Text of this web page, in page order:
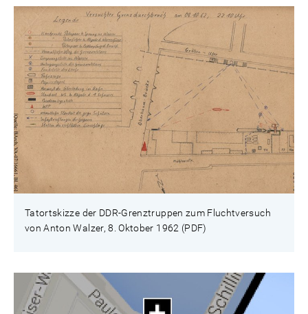
Tatortskizze der DDR-Grenztruppen zum Fluchtversuch
von Anton Walzer, 8. Oktober 1962 (PDF)